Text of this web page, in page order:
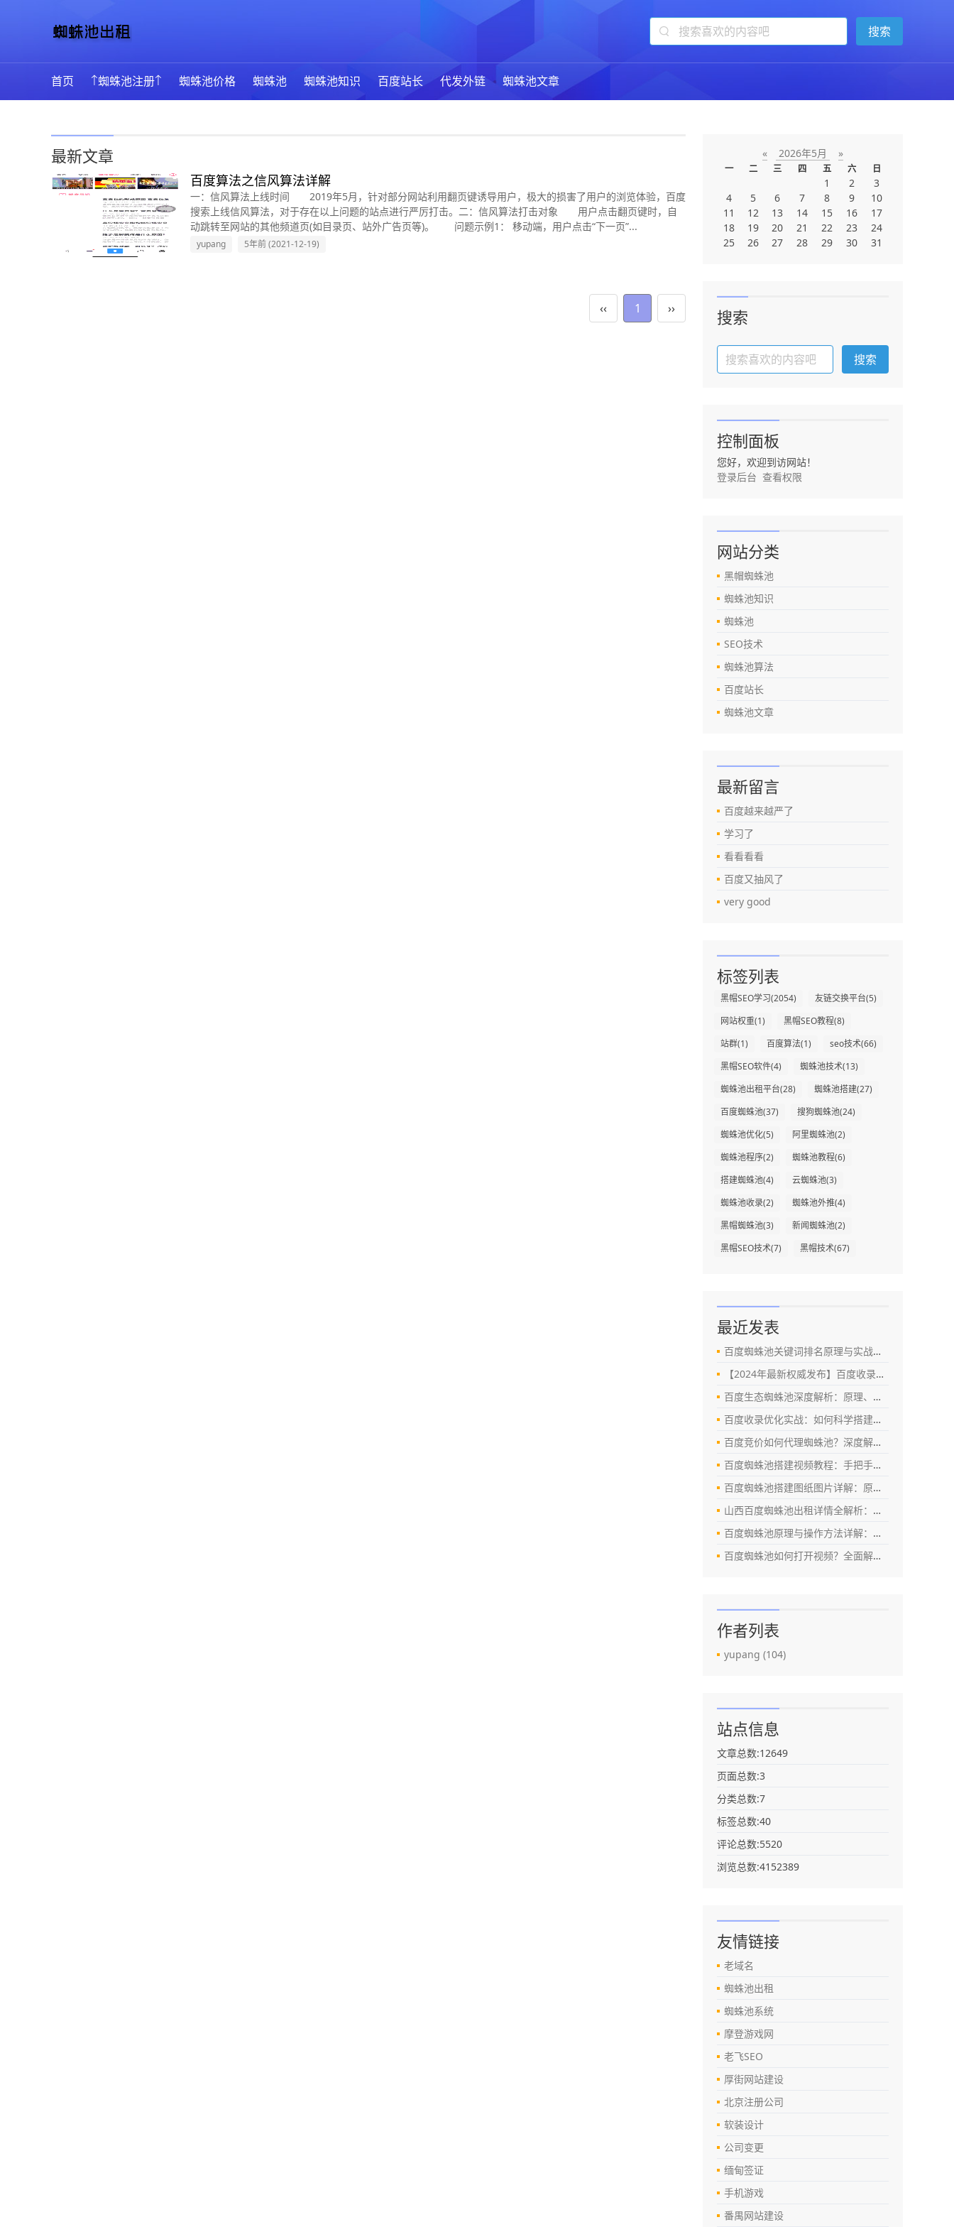
蜘蛛池出租
13年专注蜘蛛池技术
首页 ↑蜘蛛池注册↑ 蜘蛛池价格 蜘蛛池 蜘蛛池知识 百度站长 代发外链 蜘蛛池文章
最新文章
百度算法之信风算法详解
一：信风算法上线时间 2019年5月，针对部分网站利用翻页键诱导用户，极大的损害了用户的浏览体验，百度
搜索上线信风算法，对于存在以上问题的站点进行严厉打击。二：信风算法打击对象 用户点击翻页键时，自
动跳转至网站的其他频道页(如目录页、站外广告页等)。 问题示例1： 移动端，用户点击“下一页”...
yupang 5年前 (2021-12-19)
‹‹ 1 ››
« 2026年5月 »
一 二 三 四 五 六 日
1 2
3
4
5 6 7 8 9
10
11
12 13 14 15 16
17
18
19 20 21 22 23
24
25
26 27 28 29 30 31
搜索
控制面板
您好，欢迎到访网站！
登录后台 查看权限
网站分类
黑帽蜘蛛池
蜘蛛池知识
蜘蛛池
SEO技术
蜘蛛池算法
百度站长
蜘蛛池文章
最新留言
百度越来越严了
学习了
看看看看
百度又抽风了
very good
标签列表
黑帽SEO学习(2054) 友链交换平台(5)
网站权重(1) 黑帽SEO教程(8)
站群(1) 百度算法(1) seo技术(66)
黑帽SEO软件(4) 蜘蛛池技术(13)
蜘蛛池出租平台(28) 蜘蛛池搭建(27)
百度蜘蛛池(37) 搜狗蜘蛛池(24)
蜘蛛池优化(5) 阿里蜘蛛池(2)
蜘蛛池程序(2) 蜘蛛池教程(6)
搭建蜘蛛池(4) 云蜘蛛池(3)
蜘蛛池收录(2) 蜘蛛池外推(4)
黑帽蜘蛛池(3) 新闻蜘蛛池(2)
黑帽SEO技术(7) 黑帽技术(67)
最近发表
百度蜘蛛池关键词排名原理与实战优化策略（2024最新指南）
【2024年最新权威发布】百度收录蜘蛛池官网动态全解析：真相、风险与替代方案
百度生态蜘蛛池深度解析：原理、作用与SEO优化实战指南
百度收录优化实战：如何科学搭建蜘蛛池提升网站收录效率（SEO深度指南）
百度竞价如何代理蜘蛛池？深度解析代理模式、操作风险与合规优化策略
百度蜘蛛池搭建视频教程：手把手教你优化SEO，提升百度收录与排名
百度蜘蛛池搭建图纸图片详解：原理、搭建步骤与SEO优化实战指南
山西百度蜘蛛池出租详情全解析：如何安全高效利用蜘蛛池提升网站权重？
百度蜘蛛池原理与操作方法详解：提升网站收录与排名的实战指南
百度蜘蛛池如何打开视频？全面解析技术原理与操作指南（2024最新版）
作者列表
yupang (104)
站点信息
文章总数:12649
页面总数:3
分类总数:7
标签总数:40
评论总数:5520
浏览总数:4152389
友情链接
老域名
蜘蛛池出租
蜘蛛池系统
摩登游戏网
老飞SEO
厚街网站建设
北京注册公司
软装设计
公司变更
缅甸签证
手机游戏
番禺网站建设